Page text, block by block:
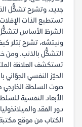
جديد، وتشرح تشكُّل
تستطيع الذات
الشرطَ الأساس لتشكُّل
ونيتشه، تشرح بَتلر
التشكُّل بالذنب. ومن
تستكشف العلاقة
الحيّز النفسي الجوّاني
صوت السلطة الخارجي
الأبعاد النفسية
دور الفقد
الكتاب من موقع